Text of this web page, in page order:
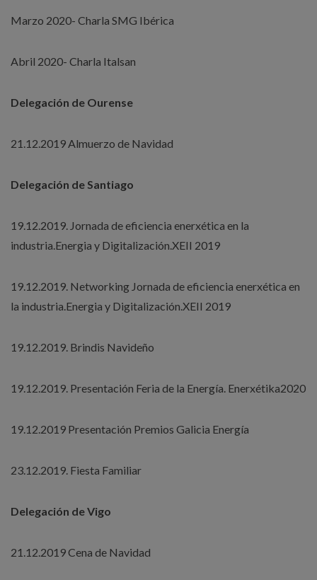
Marzo 2020- Charla SMG Ibérica
Abril 2020- Charla Italsan
Delegación de Ourense
21.12.2019 Almuerzo de Navidad
Delegación de Santiago
19.12.2019. Jornada de eficiencia enerxética en la
industria.Energia y Digitalización.XEII 2019
19.12.2019. Networking Jornada de eficiencia enerxética en
la industria.Energia y Digitalización.XEII 2019
19.12.2019. Brindis Navideño
19.12.2019. Presentación Feria de la Energía. Enerxétika2020
19.12.2019 Presentación Premios Galicia Energía
23.12.2019. Fiesta Familiar
Delegación de Vigo
21.12.2019 Cena de Navidad